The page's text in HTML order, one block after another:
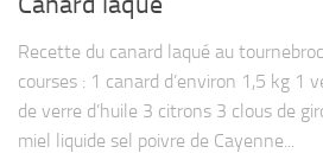
Recette du canard laqué au
courses : 1 canard d’environ 1,5 kg 1
de verre d’huile 3 citrons 3 clous de
miel liquide sel poivre de Cayenne...